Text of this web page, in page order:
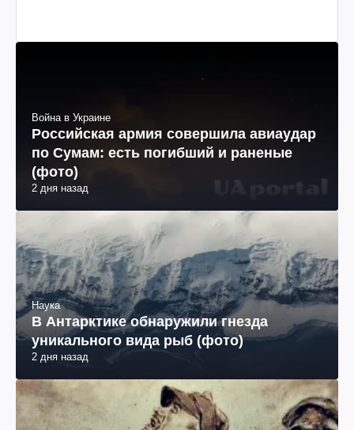
Война в Украине
Российская армия совершила авиаудар
по Сумам: есть погибший и раненые
(фото)
2 дня назад
Наука
В Антарктике обнаружили гнезда
уникального вида рыб (фото)
2 дня назад